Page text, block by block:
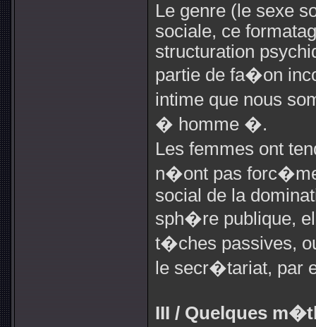
Le genre (le sexe
sociale, ce
structuration
partie de fa�on
intime que nous
� homme �.
Les femmes ont
n�ont pas
social de la
sph�re publique,
t�ches passives,
le secr�tariat, par
III / Quelques